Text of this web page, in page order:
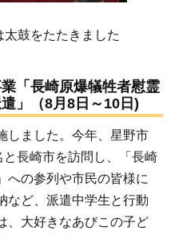
鼓をたたきました
「長崎原爆犠牲者慰霊
」（8月8日～10日)
しました。今年、星野市
長崎市を訪問し、「長崎
への参列や市民の皆様に
など、派遣中学生と行動
、大好きなあびこの子ど